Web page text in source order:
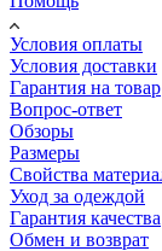
Условия оплаты
Условия доставки
Гарантия на товар
Вопрос-ответ
Обзоры
Размеры
Свойства
Уход за одеждой
Гарантия качества
Обмен и возврат